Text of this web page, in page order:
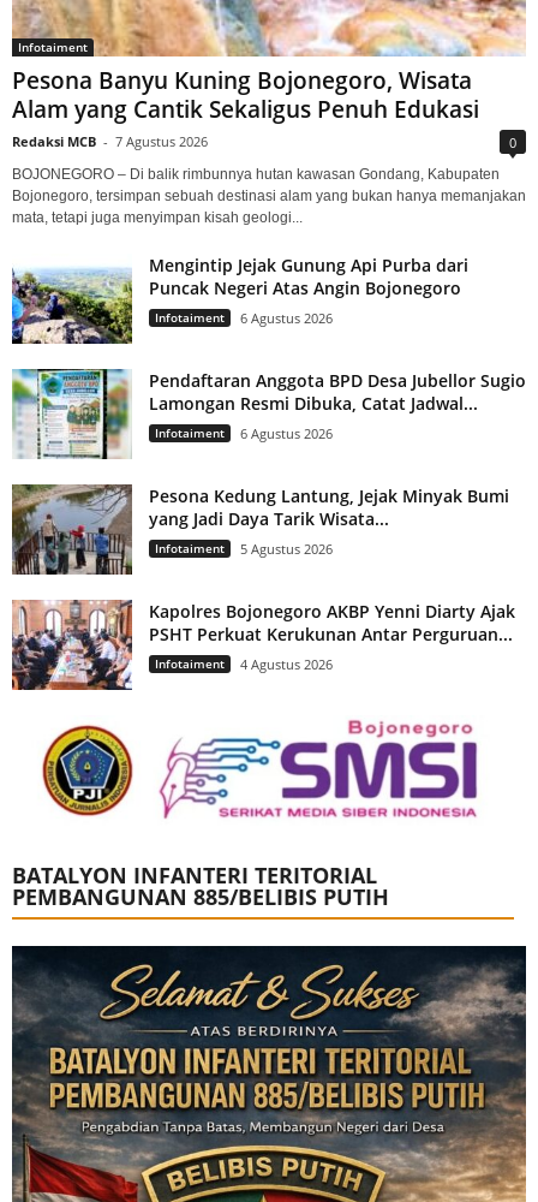
Infotaiment
Pesona Banyu Kuning Bojonegoro, Wisata
Alam yang Cantik Sekaligus Penuh Edukasi
Redaksi MCB - 7 Agustus 2026 0
BOJONEGORO – Di balik rimbunnya hutan kawasan Gondang, Kabupaten
Bojonegoro, tersimpan sebuah destinasi alam yang bukan hanya memanjakan
mata, tetapi juga menyimpan kisah geologi...
Mengintip Jejak Gunung Api Purba dari
Puncak Negeri Atas Angin Bojonegoro
Infotaiment 6 Agustus 2026
Pendaftaran Anggota BPD Desa Jubellor Sugio
Lamongan Resmi Dibuka, Catat Jadwal...
Infotaiment 6 Agustus 2026
Pesona Kedung Lantung, Jejak Minyak Bumi
yang Jadi Daya Tarik Wisata...
Infotaiment 5 Agustus 2026
Kapolres Bojonegoro AKBP Yenni Diarty Ajak
PSHT Perkuat Kerukunan Antar Perguruan...
Infotaiment 4 Agustus 2026
BATALYON INFANTERI TERITORIAL
PEMBANGUNAN 885/BELIBIS PUTIH